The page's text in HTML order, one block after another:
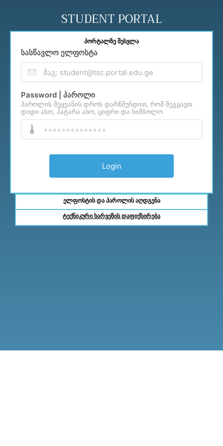
STUDENT PORTAL
პორტალზე შესვლა
სასწავლო ელფოსტა
Password | პაროლი
პაროლის შეყვანის დროს დარწმუნდით, რომ შეგყავთ
დიდი ასო, პატარა ასო, ციფრი და სიმბოლო
ელფოსტის და პაროლის აღდგენა
ტექნიკური ხარვეზის დაფიქსირება